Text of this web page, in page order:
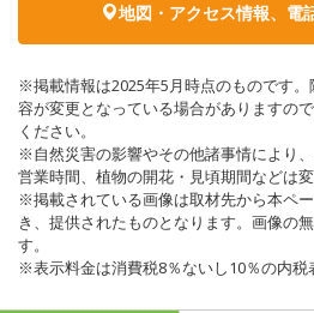
地図・アクセス情報、電
※掲載情報は2025年5月時点のものです
容が変更となっている場合がありますの
ください。
※自然災害の影響やその他諸事情により
営業時間、植物の開花・見頃期間などは
※掲載されている画像は取材先から本ペ
き、提供されたものとなります。画像の
す。
※表示料金は消費税8％ないし10％の内税